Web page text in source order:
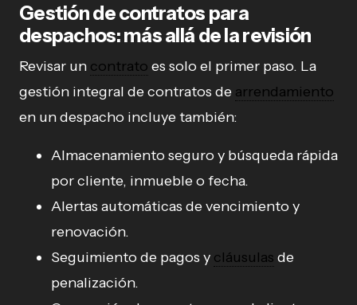
Gestión de contratos para
despachos: más allá de la revisión
Revisar un contrato es solo el primer paso. La
gestión integral de contratos de arrendamiento
en un despacho incluye también:
Almacenamiento seguro y búsqueda rápida
por cliente, inmueble o fecha.
Alertas automáticas de vencimiento y
renovación.
Seguimiento de pagos y cláusulas de
penalización.